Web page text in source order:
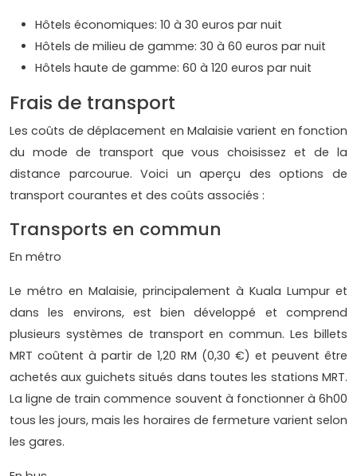
Hôtels économiques: 10 à 30 euros par nuit
Hôtels de milieu de gamme: 30 à 60 euros par nuit
Hôtels haute de gamme: 60 à 120 euros par nuit
Frais de transport
Les coûts de déplacement en Malaisie varient en fonction
du mode de transport que vous choisissez et de la
distance parcourue. Voici un aperçu des options de
transport courantes et des coûts associés :
Transports en commun
En métro
Le métro en Malaisie, principalement à Kuala Lumpur et
dans les environs, est bien développé et comprend
plusieurs systèmes de transport en commun. Les billets
MRT coûtent à partir de 1,20 RM (0,30 €) et peuvent être
achetés aux guichets situés dans toutes les stations MRT.
La ligne de train commence souvent à fonctionner à 6h00
tous les jours, mais les horaires de fermeture varient selon
les gares.